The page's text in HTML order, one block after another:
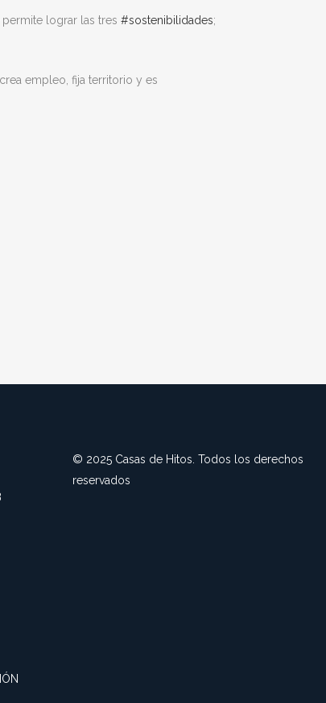
lograr las tres #sostenibilidades;
empleo, fija territorio y es
© 2025 Casas de Hitos. Todos los derechos
reservados